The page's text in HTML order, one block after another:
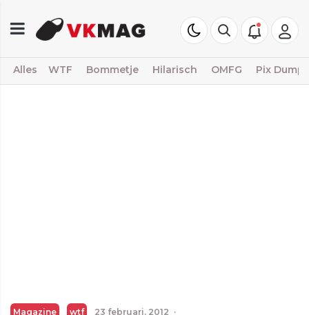
Alles WTF Bommetje Hilarisch OMFG Pix Dump
Magazine wtf 23 februari, 2012 ·